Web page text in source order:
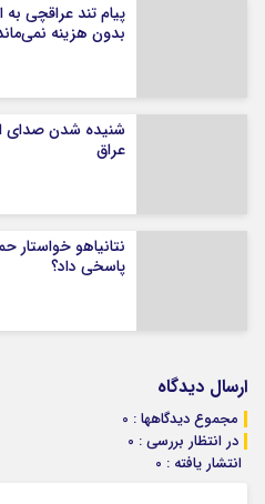
پیام تند عراقچی به
بدون هزینه
شنیده شدن صدای
عراق
نتانیاهو خواستار
پاسخی داد؟
ارسال دیدگاه
مجموع دیدگاهها : 0
در انتظار بررسی : 0
انتشار یافته : 0